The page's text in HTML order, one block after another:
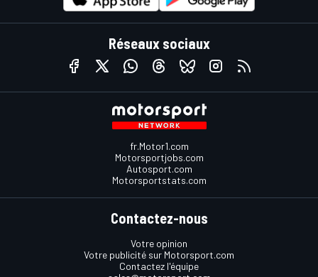
Réseaux sociaux
fr.Motor1.com
Motorsportjobs.com
Autosport.com
Motorsportstats.com
Contactez-nous
Votre opinion
Votre publicité sur Motorsport.com
Contactez l'équipe